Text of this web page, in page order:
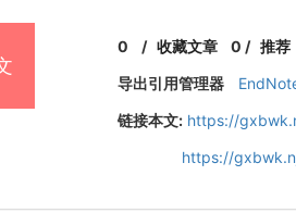
0 /收藏文章 0 / 推荐
导出引用管理器
链接本文: https://
https://